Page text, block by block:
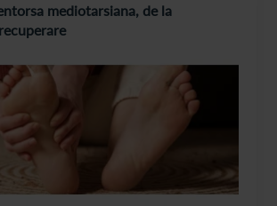
mediotarsiana, de la